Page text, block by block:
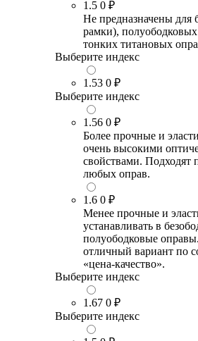
1.5 0 ₽
Не предназначены для
рамки),
тонких титановых
Выберите индекс
1.53 0 ₽
Выберите индекс
1.56 0 ₽
Более прочные и
очень высокими
свойствами. Подходят
любых оправ.
1.6 0 ₽
Менее прочные и
устанавливать в
полуободковые
отличный вариант по
«цена-качество».
Выберите индекс
1.67 0 ₽
Выберите индекс